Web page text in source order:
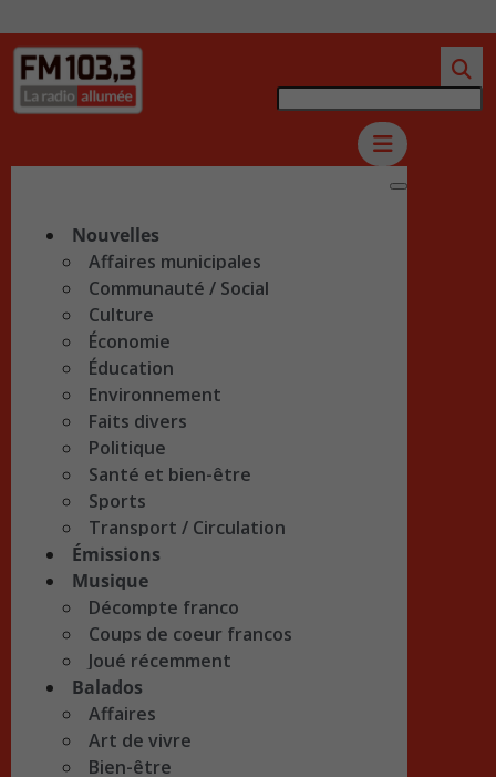
Nouvelles
Affaires municipales
Communauté / Social
Culture
Économie
Éducation
Environnement
Faits divers
Politique
Santé et bien-être
Sports
Transport / Circulation
Émissions
Musique
Décompte franco
Coups de coeur francos
Joué récemment
Balados
Affaires
Art de vivre
Bien-être